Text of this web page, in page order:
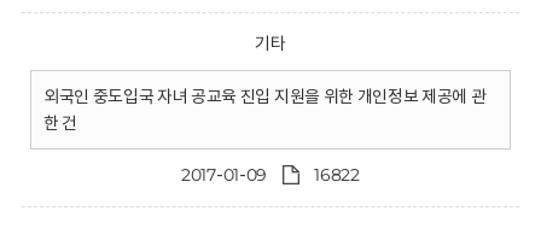
기타
외국인 중도입국 자녀 공교육 진입 지원을 위한 개인정보 제공에 관
한 건
2017-01-09 16822